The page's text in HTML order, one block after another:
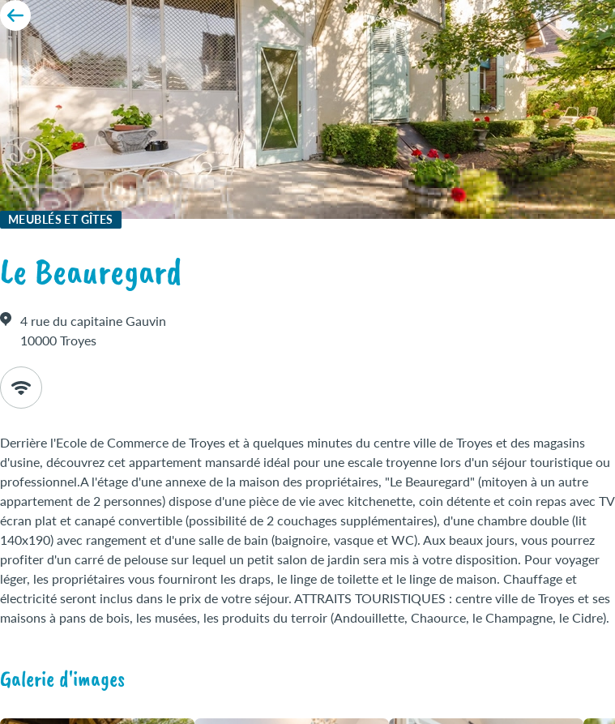
MEUBLÉS ET GÎTES
Le Beauregard
4 rue du capitaine Gauvin
10000 Troyes
Derrière l'Ecole de Commerce de Troyes et à quelques minutes du centre ville de Troyes et des magasins
d'usine, découvrez cet appartement mansardé idéal pour une escale troyenne lors d'un séjour touristique ou
professionnel.A l'étage d'une annexe de la maison des propriétaires, "Le Beauregard" (mitoyen à un autre
appartement de 2 personnes) dispose d'une pièce de vie avec kitchenette, coin détente et coin repas avec TV
écran plat et canapé convertible (possibilité de 2 couchages supplémentaires), d'une chambre double (lit
140x190) avec rangement et d'une salle de bain (baignoire, vasque et WC). Aux beaux jours, vous pourrez
profiter d'un carré de pelouse sur lequel un petit salon de jardin sera mis à votre disposition. Pour voyager
léger, les propriétaires vous fourniront les draps, le linge de toilette et le linge de maison. Chauffage et
électricité seront inclus dans le prix de votre séjour. ATTRAITS TOURISTIQUES : centre ville de Troyes et ses
maisons à pans de bois, les musées, les produits du terroir (Andouillette, Chaource, le Champagne, le Cidre).
Galerie d'images